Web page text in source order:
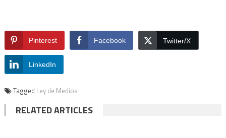
Pinterest Facebook Twitter/X
LinkedIn
Tagged Ley de Medios
RELATED ARTICLES